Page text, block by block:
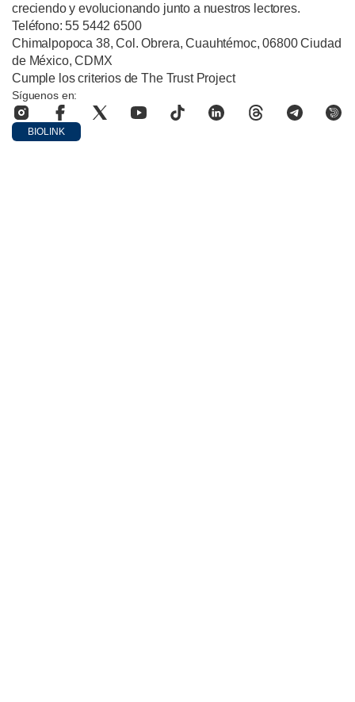
creciendo y evolucionando junto a nuestros lectores.
Teléfono: 55 5442 6500
Chimalpopoca 38, Col. Obrera, Cuauhtémoc, 06800 Ciudad
de México, CDMX
Cumple los criterios de The Trust Project
Síguenos en:
BIOLINK